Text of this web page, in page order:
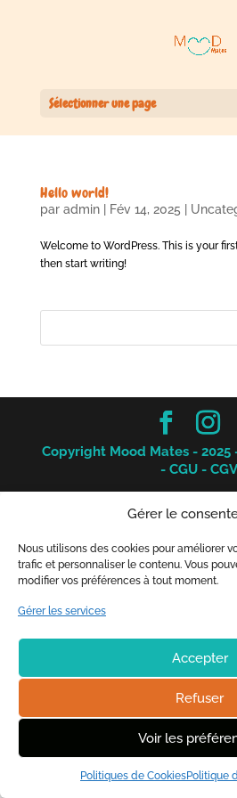
Gérer le
Nous utilisons des cookies pour améliorer
trafic et personnaliser le contenu. Vous
modifier vos préférences à tout moment.
Gérer les services
Accepter
Refuser
Voir les
Politiques de CookiesPolitique
Sélectionner une page
Hello world!
par admin| Fév 14, 2025
Welcome to WordPress. This is your
then start writing!
Copyright Mood Mates - 2025
-CGU -CGV